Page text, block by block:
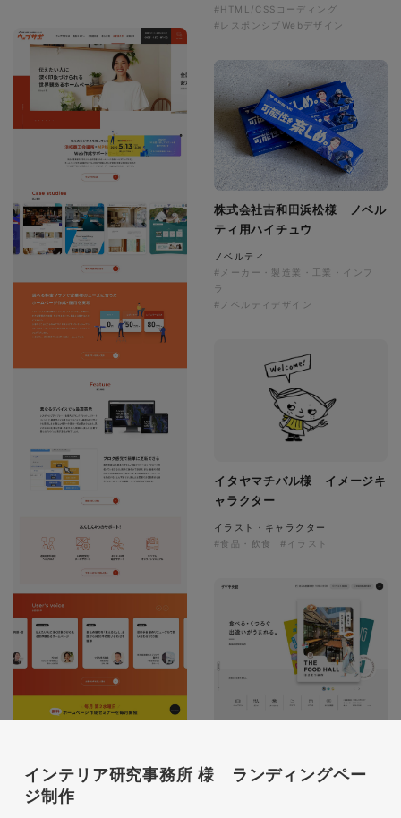
#HTML/CSSコーディング
#レスポンシブWebデザイン
「ウェブサポ」 サービスサイ
トリニューアル
株式会社吉和田浜松様 ノベル
ティ用ハイチュウ
ノベルティ
#メーカー・製造業・工業・インフ
ラ
#ノベルティデザイン
イタヤマチバル様 イメージキ
ャラクター
イラスト・キャラクター
#食品・飲食
#イラスト
インテリア研究事務所 様 ランディングペー
ジ制作